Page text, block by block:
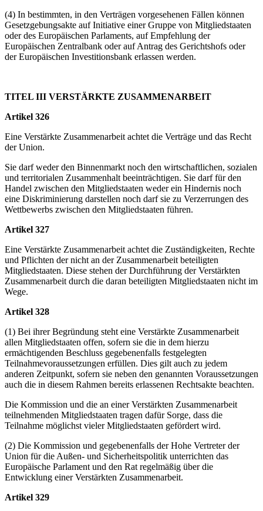
(4) In bestimmten, in den Verträgen vorgesehenen Fällen können
Gesetzgebungsakte auf Initiative einer Gruppe von Mitgliedstaaten
oder des Europäischen Parlaments, auf Empfehlung der
Europäischen Zentralbank oder auf Antrag des Gerichtshofs oder
der Europäischen Investitionsbank erlassen werden.
TITEL III VERSTÄRKTE ZUSAMMENARBEIT
Artikel 326
Eine Verstärkte Zusammenarbeit achtet die Verträge und das Recht
der Union.
Sie darf weder den Binnenmarkt noch den wirtschaftlichen, sozialen
und territorialen Zusammenhalt beeinträchtigen. Sie darf für den
Handel zwischen den Mitgliedstaaten weder ein Hindernis noch
eine Diskriminierung darstellen noch darf sie zu Verzerrungen des
Wettbewerbs zwischen den Mitgliedstaaten führen.
Artikel 327
Eine Verstärkte Zusammenarbeit achtet die Zuständigkeiten, Rechte
und Pflichten der nicht an der Zusammenarbeit beteiligten
Mitgliedstaaten. Diese stehen der Durchführung der Verstärkten
Zusammenarbeit durch die daran beteiligten Mitgliedstaaten nicht im
Wege.
Artikel 328
(1) Bei ihrer Begründung steht eine Verstärkte Zusammenarbeit
allen Mitgliedstaaten offen, sofern sie die in dem hierzu
ermächtigenden Beschluss gegebenenfalls festgelegten
Teilnahmevoraussetzungen erfüllen. Dies gilt auch zu jedem
anderen Zeitpunkt, sofern sie neben den genannten Voraussetzungen
auch die in diesem Rahmen bereits erlassenen Rechtsakte beachten.
Die Kommission und die an einer Verstärkten Zusammenarbeit
teilnehmenden Mitgliedstaaten tragen dafür Sorge, dass die
Teilnahme möglichst vieler Mitgliedstaaten gefördert wird.
(2) Die Kommission und gegebenenfalls der Hohe Vertreter der
Union für die Außen- und Sicherheitspolitik unterrichten das
Europäische Parlament und den Rat regelmäßig über die
Entwicklung einer Verstärkten Zusammenarbeit.
Artikel 329